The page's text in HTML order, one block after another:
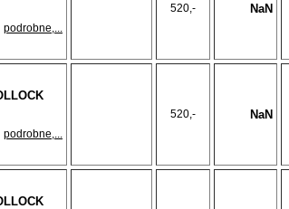
podrobne,...
520,- NaN
podrobne,...
520,- NaN